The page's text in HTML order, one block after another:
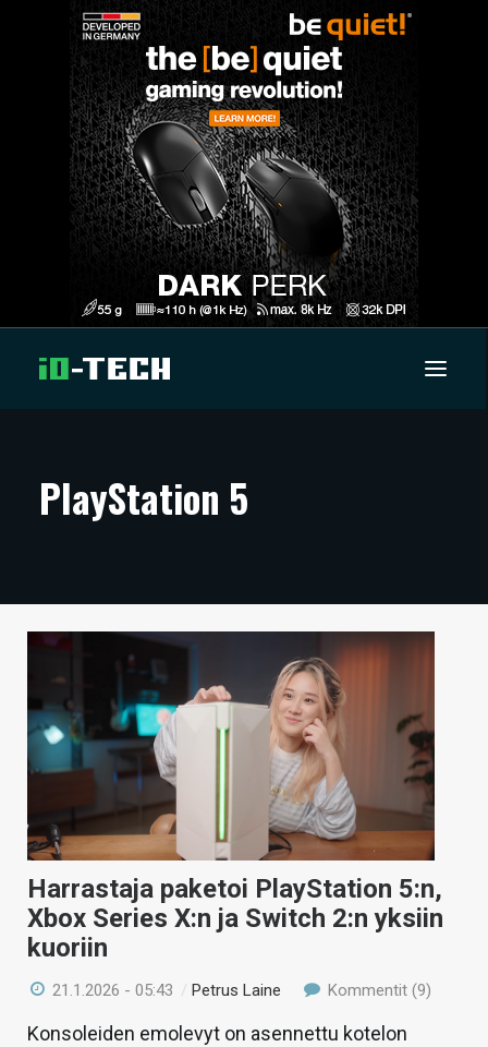
ARTIKKELIT
TECHBBS
HINTA.FI
KAUPPA
VAIHDA TEEMA
HAKU
PlayStation 5
Harrastaja paketoi PlayStation 5:n,
Xbox Series X:n ja Switch 2:n yksiin
kuoriin
21.1.2026 - 05:43 /Petrus Laine Kommentit (9)
Konsoleiden emolevyt on asennettu kotelon